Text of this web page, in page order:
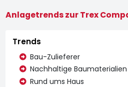
Anlagetrends zur Trex
Trends
Bau-Zulieferer
Nachhaltige Baumaterialien
Rund ums Haus